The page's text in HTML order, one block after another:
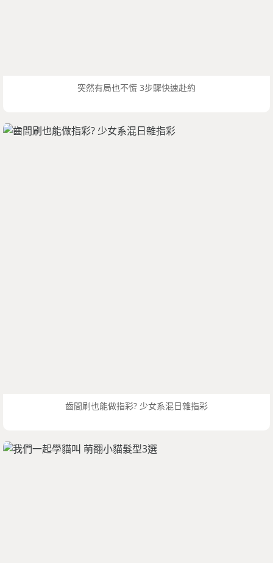
突然有局也不慌 3步驟快速赴約
齒間刷也能做指彩? 少女系混日雜指彩